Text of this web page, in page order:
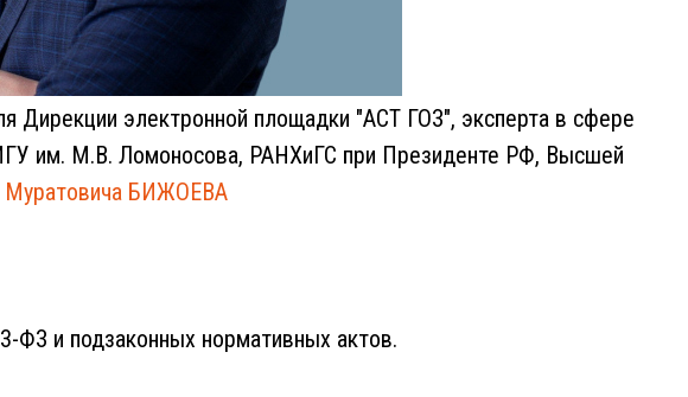
Дирекции электронной площадки "АСТ ГОЗ", эксперта в сфере
им. М.В. Ломоносова, РАНХиГС при Президенте РФ, Высшей
Муратовича БИЖОЕВА
ФЗ и подзаконных нормативных актов.